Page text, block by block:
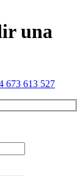
una
673 613 527